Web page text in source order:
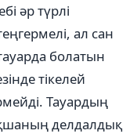
әр түрлі
ал сан
болатын
тікелей
Тауардың
делдалдық